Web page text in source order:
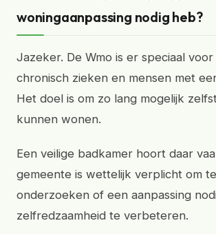
woningaanpassing nodig heb?
Jazeker. De Wmo is er speciaal
chronisch zieken en mensen met
Het doel is om zo lang mogelijk
kunnen wonen.
Een veilige badkamer hoort daar
gemeente is wettelijk verplicht om te
onderzoeken of een aanpassing
zelfredzaamheid te verbeteren.